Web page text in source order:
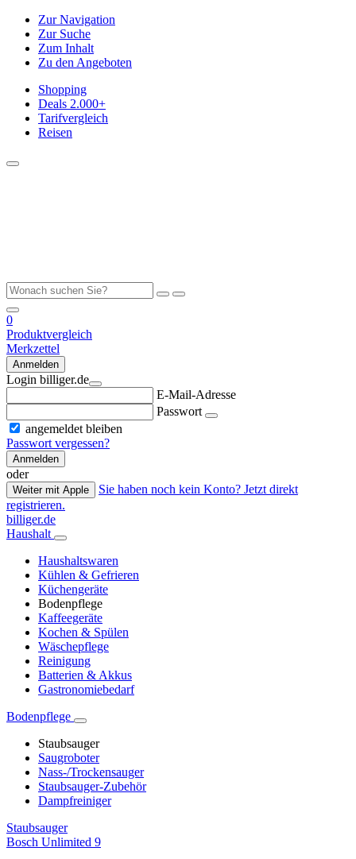
Zur Navigation
Zur Suche
Zum Inhalt
Zu den Angeboten
Shopping
Deals 2.000+
Tarifvergleich
Reisen
0
Produktvergleich
Merkzettel
Anmelden
Login billiger.de
E-Mail-Adresse
Passwort
angemeldet bleiben
Passwort vergessen?
Anmelden
oder
Weiter mit Apple
Sie haben noch kein Konto? Jetzt direkt
registrieren.
billiger.de
Haushalt
Haushaltswaren
Kühlen & Gefrieren
Küchengeräte
Bodenpflege
Kaffeegeräte
Kochen & Spülen
Wäschepflege
Reinigung
Batterien & Akkus
Gastronomiebedarf
Bodenpflege
Staubsauger
Saugroboter
Nass-/Trockensauger
Staubsauger-Zubehör
Dampfreiniger
Staubsauger
Bosch Unlimited 9